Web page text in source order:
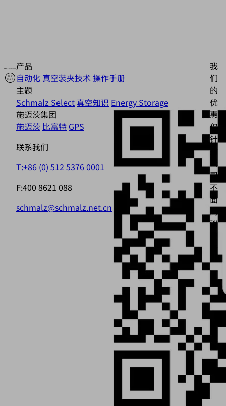
产品
自动化 真空装夹技术 操作手册
主题
Schmalz Select 真空知识 Energy Storage
施迈茨集团
施迈茨 比富特 GPS
联系我们
T:+86 (0) 512 5376 0001
F:400 8621 088
schmalz@schmalz.net.cn
我
们
的
优
惠
仅
针
对
司，
不
面
向
消